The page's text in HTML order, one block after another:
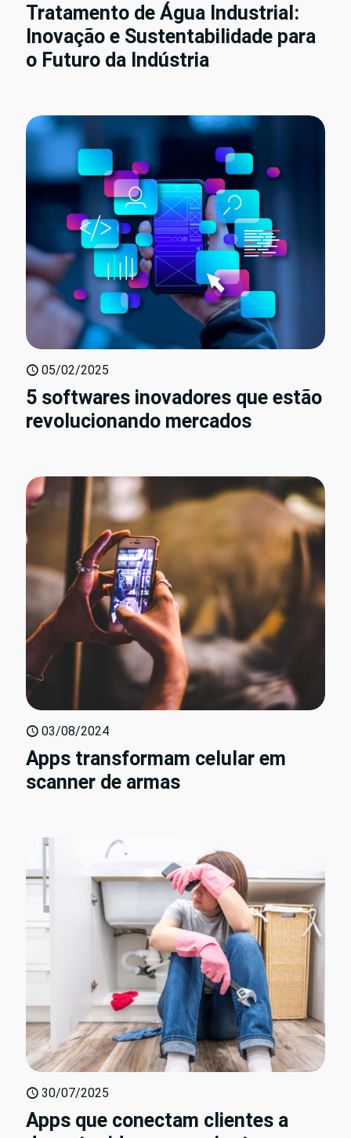
Tratamento de Água Industrial:
Inovação e Sustentabilidade para
o Futuro da Indústria
05/02/2025
5 softwares inovadores que estão
revolucionando mercados
03/08/2024
Apps transformam celular em
scanner de armas
30/07/2025
Apps que conectam clientes a